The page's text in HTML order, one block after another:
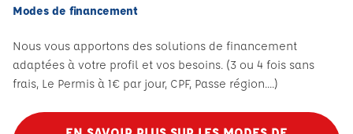
Modes de financement
Nous vous apportons des solutions de financement
adaptées à votre profil et vos besoins. (3 ou 4 fois sans
frais, Le Permis à 1€ par jour, CPF, Passe région....)